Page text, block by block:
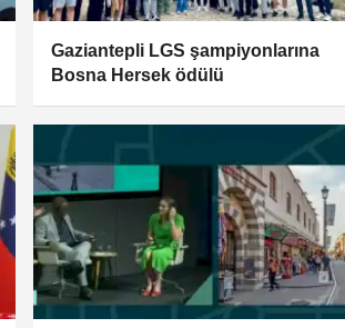
Gaziantepli LGS şampiyonlarına
Bosna Hersek ödülü